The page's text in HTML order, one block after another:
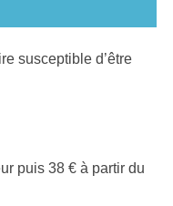
susceptible d’être
puis 38 € à partir du